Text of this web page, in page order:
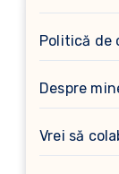
Politică
Despre
Vrei să